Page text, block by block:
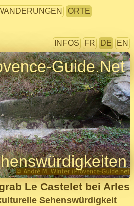
ORTE
INFOS
FR DE EN
Guide.Net
Le Castelet bei Arles
Sehenswürdigkeit